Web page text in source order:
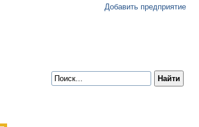
Добавить предприятие